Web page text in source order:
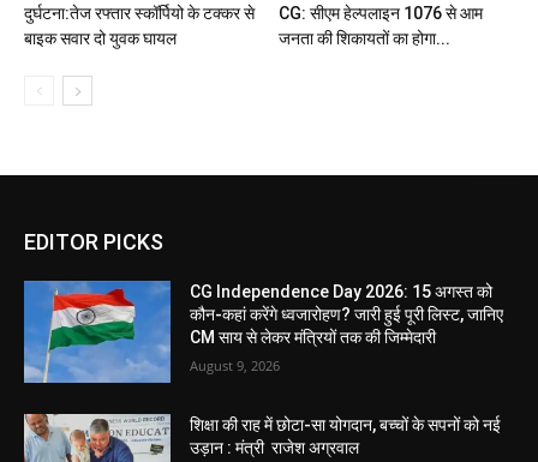
दुर्घटना:तेज रफ्तार स्कॉर्पियो के टक्कर से
बाइक सवार दो युवक घायल
CG: सीएम हेल्पलाइन 1076 से आम
जनता की शिकायतों का होगा...
EDITOR PICKS
CG Independence Day 2026: 15 अगस्त को
कौन-कहां करेंगे ध्वजारोहण? जारी हुई पूरी लिस्ट, जानिए
CM साय से लेकर मंत्रियों तक की जिम्मेदारी
August 9, 2026
शिक्षा की राह में छोटा-सा योगदान, बच्चों के सपनों को नई
उड़ान : मंत्री राजेश अग्रवाल